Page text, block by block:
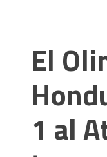
El
1 al